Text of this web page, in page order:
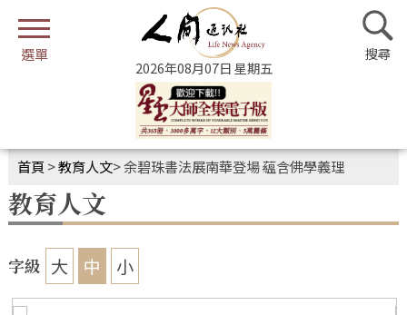
2026年08月07日 星期五
首頁 >教育人文>余碧珠書法展南華登場 蘊含佛學義理
教育人文
字級 大 中 小